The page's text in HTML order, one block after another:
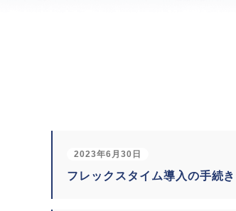
2023年6月30日
フレックスタイム導入の手続き